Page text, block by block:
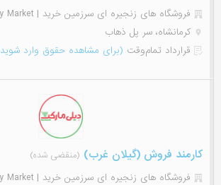
فروشگاه های زنجیره ای سرزمین خرید | Daily Market
کرمانشاه، سر پل ذهاب
قرارداد تمام‌وقت (برای مشاهده حقوق وارد
کارمند فروش (گیلان غرب) (منقضی شده)
فروشگاه های زنجیره ای سرزمین خرید | Daily Market